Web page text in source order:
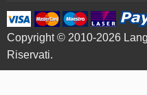
Copyright © 2010-2026
Riservati.